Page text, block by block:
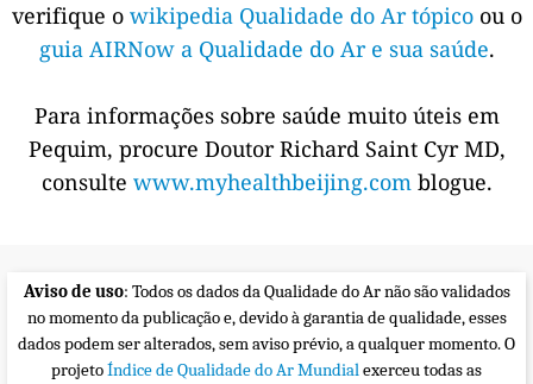
verifique o wikipedia Qualidade do Ar tópico ou o
guia AIRNow a Qualidade do Ar e sua saúde.
Para informações sobre saúde muito úteis em
Pequim, procure Doutor Richard Saint Cyr MD,
consulte www.myhealthbeijing.com blogue.
Aviso de uso: Todos os dados da Qualidade do Ar não são validados
no momento da publicação e, devido à garantia de qualidade, esses
dados podem ser alterados, sem aviso prévio, a qualquer momento. O
projetoÍndice de Qualidade do Ar Mundialexerceu todas as